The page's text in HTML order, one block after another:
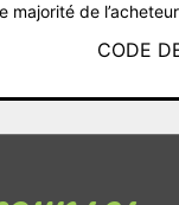
majorité de
CODE